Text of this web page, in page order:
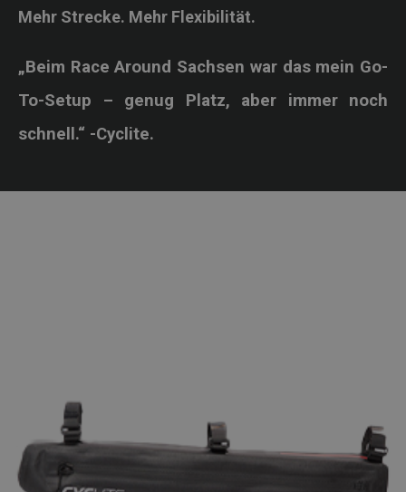
Mehr Strecke. Mehr Flexibilität.
„Beim Race Around Sachsen war das mein Go-
To-Setup – genug Platz, aber immer noch
schnell.“ -Cyclite.